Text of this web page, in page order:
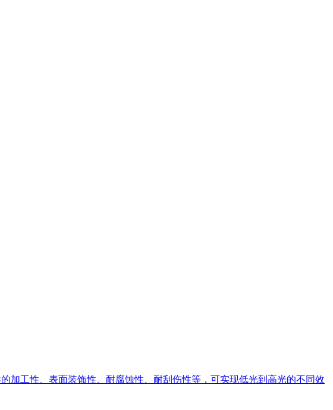
加工性、表面装饰性、耐腐蚀性、耐刮伤性等，可实现低光到高光的不同效